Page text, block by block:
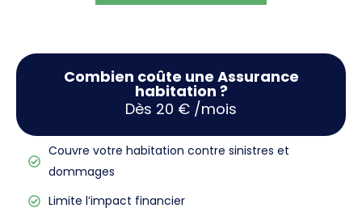
Combien coûte une Assurance
habitation ?
Dès 20 € /mois
Couvre votre habitation contre sinistres et
dommages
Limite l’impact financier